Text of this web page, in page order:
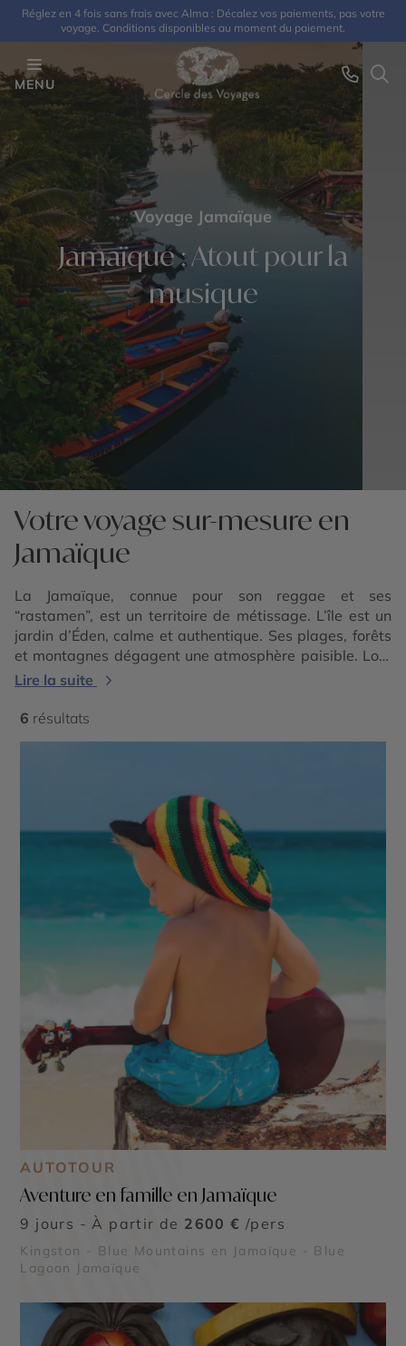
Réglez en 4 fois sans frais avec Alma : Décalez vos paiements, pas votre
voyage. Conditions disponibles au moment du paiement.
MENU
Voyage Jamaïque
Jamaïque : Atout pour la
musique
Votre voyage sur-mesure en
Jamaïque
La Jamaïque, connue pour son reggae et ses
“rastamen”, est un territoire de métissage. L’île est un
jardin d’Éden, calme et authentique. Ses plages, forêts
et montagnes dégagent une atmosphère paisible. Lors
de votre séjour en Jamaïque, pénétrez les
nagez dans le Blue Lagoon. Quoi qu’il en soit, « Proud to
pour la Jamaïque, et vous emmène visiter la capitale
Kingston qui abrite le musée Bob Marley. Depuis votre
hôtel tout confort en bord de mer, assistez à de
magnifiques couchers de soleil et profitez de l’instant
présent. Pourquoi ne pas profiter de ce voyage pour
combiner la Jamaïque avec lesEtats-Unis
encore une autre île des
Caraïbes ?
Lire la suite
6 résultats
AUTOTOUR
Aventure en famille en Jamaïque
9 jours - À partir de 2600 € /pers
Kingston - Blue Mountains en Jamaïque - Blue
Lagoon Jamaïque